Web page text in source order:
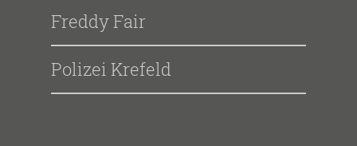
Freddy Fair
Polizei Krefeld